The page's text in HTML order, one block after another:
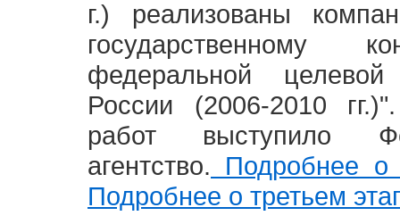
г.) реализованы
государственному
федеральной
России (2006-2010
работ выступило
агентство. Подробнее о
Подробнее о третьем